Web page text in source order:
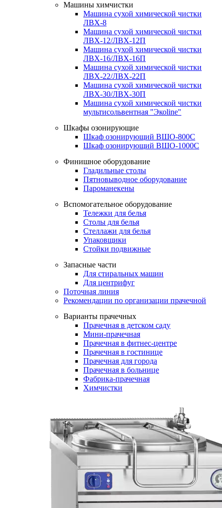
Машины химчистки
Машина сухой химической чистки
ЛВХ-8
Машина сухой химической чистки
ЛВХ-12/ЛВХ-12П
Машина сухой химической чистки
ЛВХ-16/ЛВХ-16П
Машина сухой химической чистки
ЛВХ-22/ЛВХ-22П
Машина сухой химической чистки
ЛВХ-30/ЛВХ-30П
Машина сухой химической чистки
мультисольвентная "Экоline"
Шкафы озонирующие
Шкаф озонирующий ВШО-800С
Шкаф озонирующий ВШО-1000С
Финишное оборудование
Гладильные столы
Пятновыводное оборудование
Пароманекены
Вспомогательное оборудование
Тележки для белья
Столы для белья
Стеллажи для белья
Упаковщики
Стойки подвижные
Запасные части
Для стиральных машин
Для центрифуг
Поточная линия
Рекомендации по организации прачечной
Варианты прачечных
Прачечная в детском саду
Мини-прачечная
Прачечная в фитнес-центре
Прачечная в гостинице
Прачечная для города
Прачечная в больнице
Фабрика-прачечная
Химчистки